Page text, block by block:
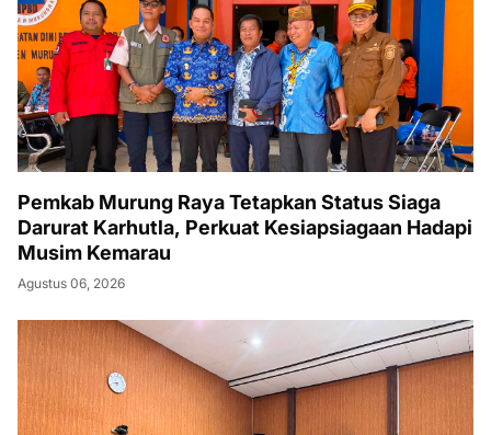
Pemkab Murung Raya Tetapkan Status Siaga
Darurat Karhutla, Perkuat Kesiapsiagaan Hadapi
Musim Kemarau
Agustus 06, 2026